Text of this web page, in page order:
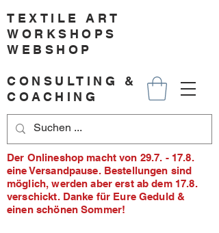
TEXTILE ART
WORKSHOPS
WEBSHOP
CONSULTING &
COACHING
Der Onlineshop macht von 29.7. - 17.8.
eine Versandpause. Bestellungen sind
möglich, werden aber erst ab dem 17.8.
verschickt. Danke für Eure Geduld &
einen schönen Sommer!